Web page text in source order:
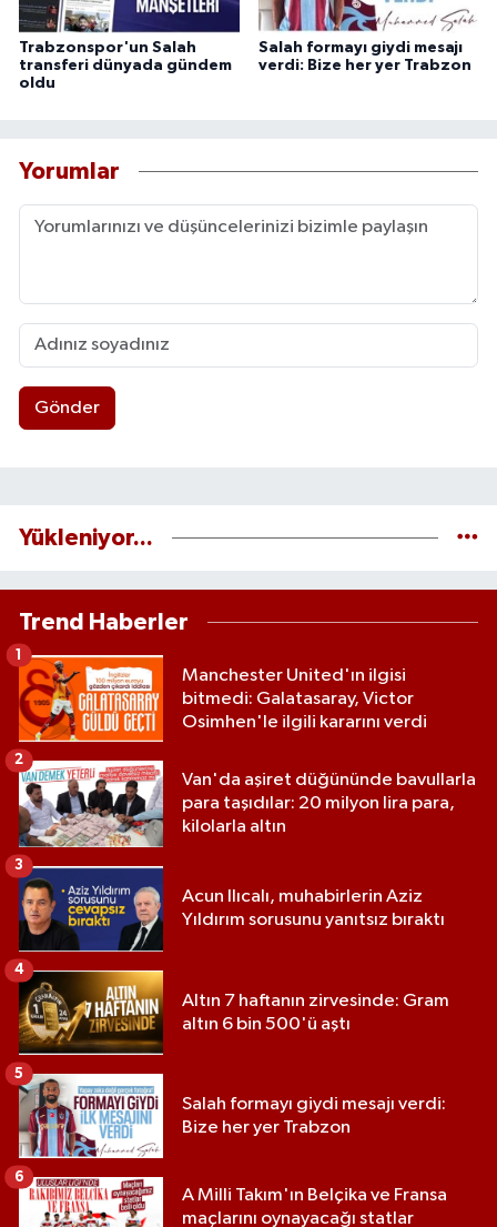
Trabzonspor'un Salah
transferi dünyada gündem
oldu
Salah formayı giydi mesajı
verdi: Bize her yer Trabzon
Yorumlar
Gönder
Yükleniyor...
Trend Haberler
Manchester United'ın ilgisi
bitmedi: Galatasaray, Victor
Osimhen'le ilgili kararını verdi
1
Van'da aşiret düğününde bavullarla
para taşıdılar: 20 milyon lira para,
kilolarla altın
2
Acun Ilıcalı, muhabirlerin Aziz
Yıldırım sorusunu yanıtsız bıraktı
3
Altın 7 haftanın zirvesinde: Gram
altın 6 bin 500'ü aştı
4
Salah formayı giydi mesajı verdi:
Bize her yer Trabzon
5
A Milli Takım'ın Belçika ve Fransa
maçlarını oynayacağı statlar
6